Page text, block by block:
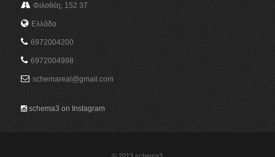
Φιλοθέη, 152 37
Ελλάδα
6972004200
6972004998
schemareal@gmail.com
schema3 on Instagram